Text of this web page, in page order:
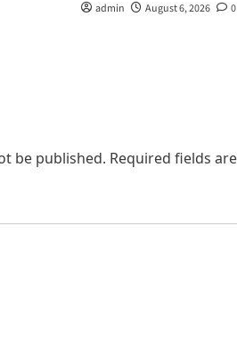
admin August 6, 2026 0
be published. Required fields